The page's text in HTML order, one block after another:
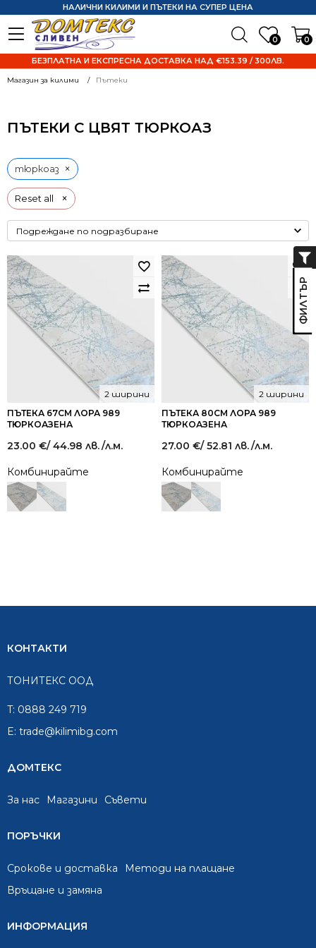
0 0
НАЛИЧНИ КИЛИМИ И ПЪТЕКИ НА СУПЕР ЦЕНА
БЕЗПЛАТНА И ЕКСПРЕСНА ДОСТАВКА НАД €153.39 / 300ЛВ.
Магазин за килими Пътеки
ПЪТЕКИ С ЦВЯТ ТЮРКОАЗ
Reset all ×
тюркоаз ×
ПЪТЕКА 67СМ ЛОРА 989
ТЮРКОАЗЕНА
2 ширини
23.00 €/ 44.98 лв./л.м.
Комбинирайте
ПЪТЕКА 80СМ ЛОРА 989
ТЮРКОАЗЕНА
2 ширини
27.00 €/ 52.81 лв./л.м.
Комбинирайте
КОНТАКТИ
ТОНИТЕКС ООД
T: 0888 249 719
E: trade@kilimibg.com
ДОМТЕКС
За нас Mагазини Съвети
ПОРЪЧКИ
Срокове и доставка
Методи на плащане
Връщане и замяна
ИНФОРМАЦИЯ